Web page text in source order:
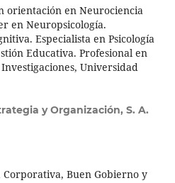
orientación en Neurociencia
en Neuropsicología.
Especialista en Psicología
Educativa. Profesional en
Universidad
y Organización, S. A.
Buen Gobierno y